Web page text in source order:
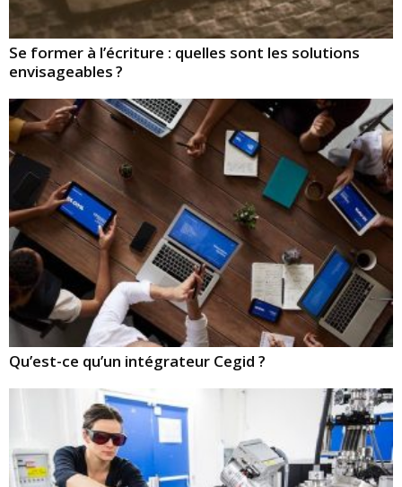
Se former à l’écriture : quelles sont les solutions
envisageables ?
Qu’est-ce qu’un intégrateur Cegid ?